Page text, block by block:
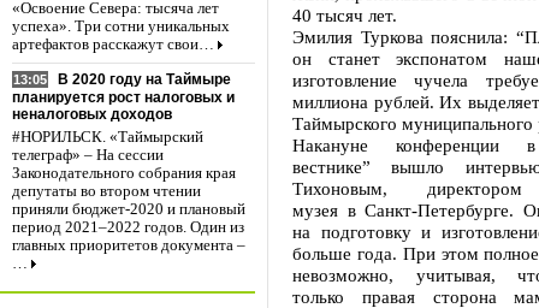
«Освоение Севера: тысяча лет
успеха». Три сотни уникальных
артефактов расскажут свои…
13:05
В 2020 году на Таймыре
планируется рост налоговых и
неналоговых доходов
#НОРИЛЬСК. «Таймырский
телеграф» – На сессии
Законодательного собрания края
депутаты во втором чтении
приняли бюджет-2020 и плановый
период 2021–2022 годов. Один из
главных приоритетов документа –
…
40 тысяч лет.
Эмилия Туркова пояснила:
он станет экспонатом
изготовление чучела
миллиона рублей. Их
Таймырского муниципального
Накануне конференции
вестнике” вышло
Тихоновым, директором
музея в Санкт-Петербурге.
на подготовку и
больше года. При этом
невозможно, учитывая,
только правая сторона